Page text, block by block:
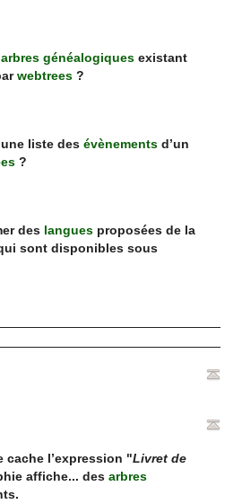
arbres généalogiques existant
webtrees ?
une liste desévènements d’un
?
des langues proposées de la
sont disponibles sous
cache l’expression "Livret de
affiche... desarbres